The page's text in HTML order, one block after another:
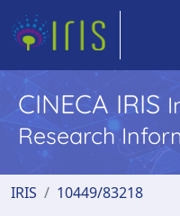
CINECA IRIS
Research
IRIS 10449/83218